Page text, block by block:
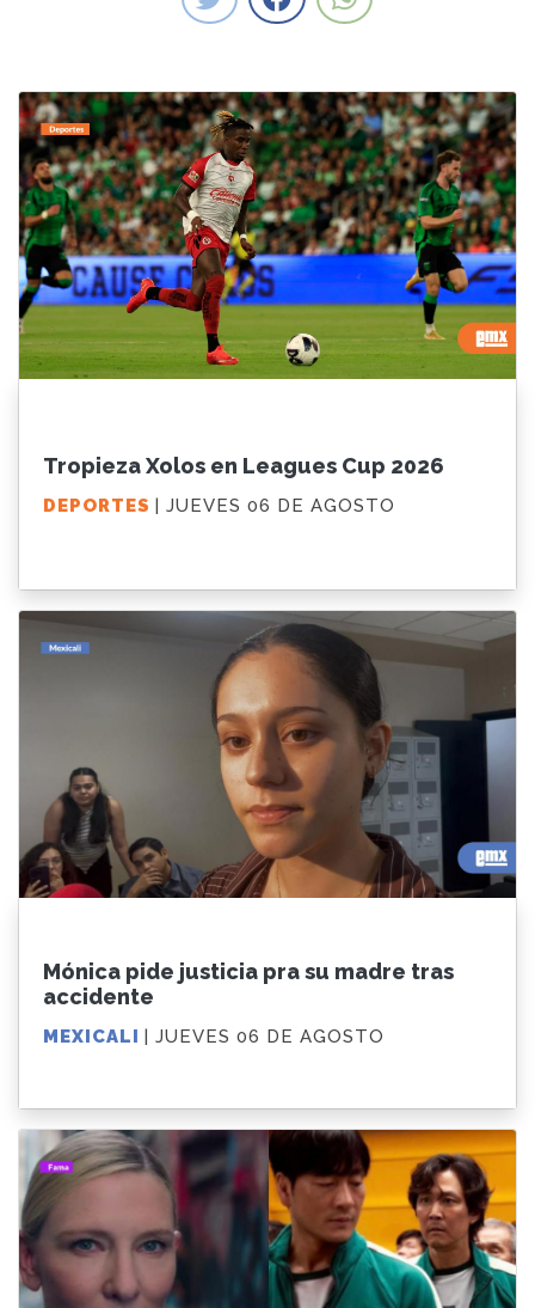
Tropieza Xolos en Leagues Cup 2026
DEPORTES | JUEVES 06 DE AGOSTO
Mónica pide justicia pra su madre tras
accidente
MEXICALI | JUEVES 06 DE AGOSTO